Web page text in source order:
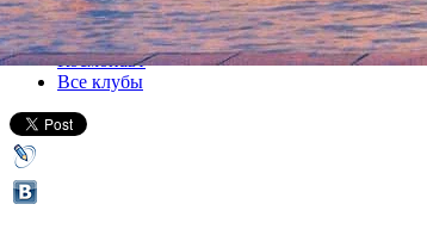
Все концерты
Космонавт
Все клубы